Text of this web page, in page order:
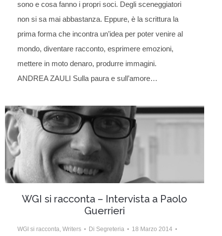
sono e cosa fanno i propri soci. Degli sceneggiatori
non si sa mai abbastanza. Eppure, è la scrittura la
prima forma che incontra un’idea per poter venire al
mondo, diventare racconto, esprimere emozioni,
mettere in moto denaro, produrre immagini.
ANDREA ZAULI Sulla paura e sull’amore…
WGI si racconta – Intervista a Paolo
Guerrieri
WGI si racconta Writers Di Segreteria 18 Marzo 2014